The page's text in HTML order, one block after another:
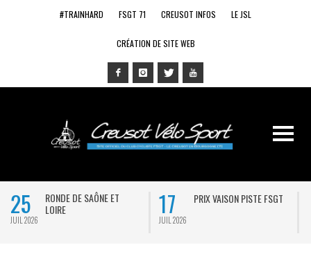
#TRAINHARD FSGT 71 CREUSOT INFOS LE JSL
CRÉATION DE SITE WEB
25
JUIL 2026
RONDE DE SAÔNE ET
LOIRE
17
JUIL 2026
PRIX VAISON PISTE FSGT